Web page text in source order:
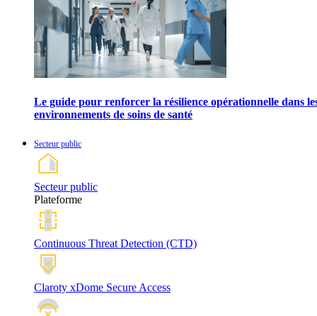
Le guide pour renforcer la résilience opérationnelle dans
environnements de soins de santé
Secteur public
Secteur public
Plateforme
Continuous Threat Detection (CTD)
Claroty xDome Secure Access